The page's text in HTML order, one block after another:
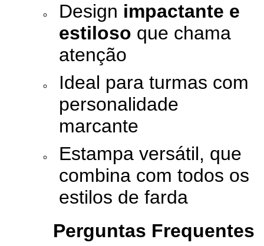
Design impactante e
estiloso que chama
atenção
Ideal para turmas com
personalidade
marcante
Estampa versátil, que
combina com todos os
estilos de farda
Perguntas Frequentes